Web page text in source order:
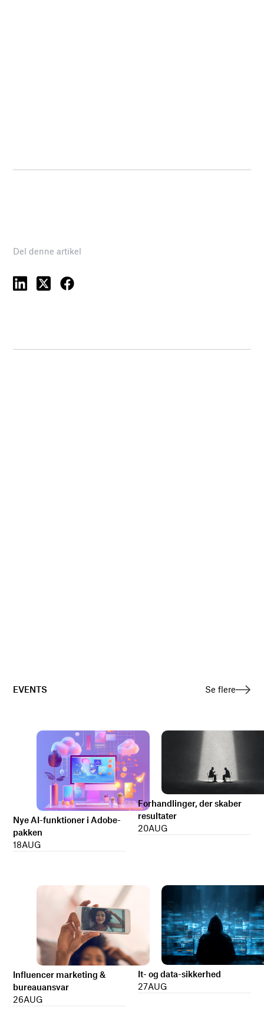
Del denne artikel
EVENTS Se flere
Nye AI-funktioner i Adobe-
pakken
18AUG
Forhandlinger, der skaber
resultater
20AUG
Influencer marketing &
bureauansvar
26AUG
It- og data-sikkerhed
27AUG